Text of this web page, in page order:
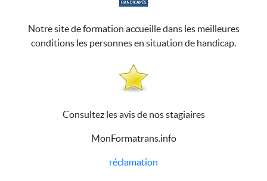
Notre site de formation accueille dans les meilleures
conditions les personnes en situation de handicap.
Consultez les avis de nos stagiaires
MonFormatrans.info
réclamation